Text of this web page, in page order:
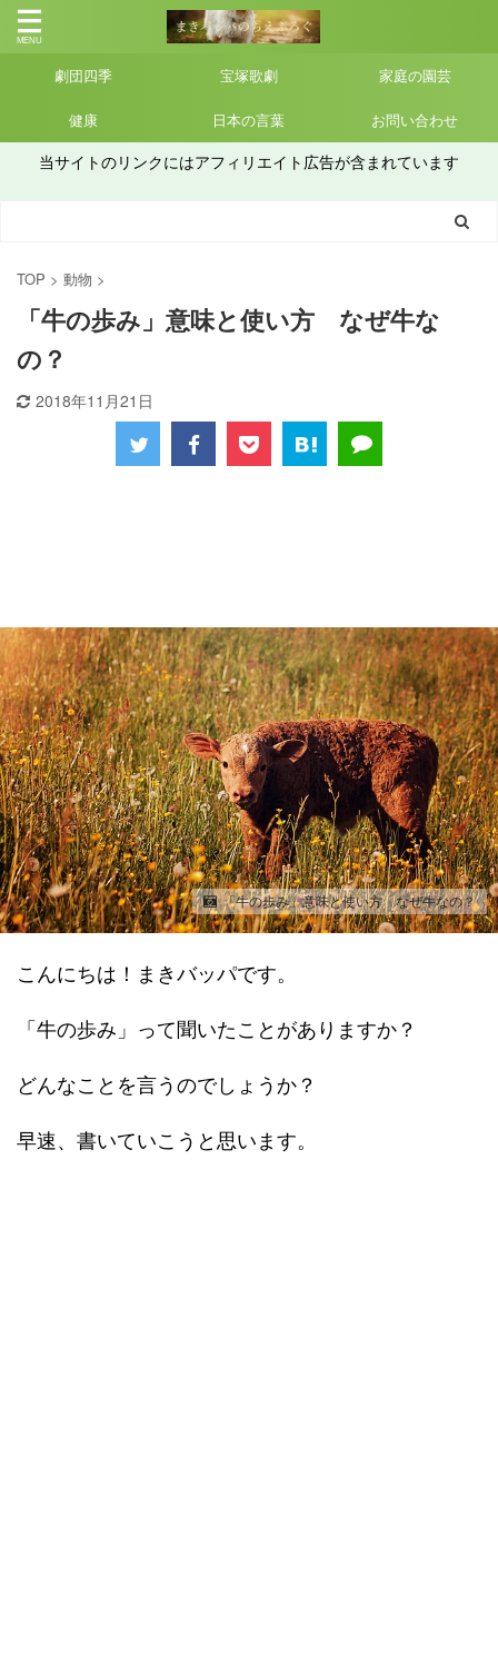
劇団四季 宝塚歌劇 家庭の園芸
健康 日本の言葉 お問い合わせ
当サイトのリンクにはアフィリエイト広告が含まれています
TOP > 動物 >
「牛の歩み」意味と使い方 なぜ牛な
の？
2018年11月21日
「牛の歩み」意味と使い方 なぜ牛なの？
こんにちは！まきバッパです。
「牛の歩み」って聞いたことがありますか？
どんなことを言うのでしょうか？
早速、書いていこうと思います。